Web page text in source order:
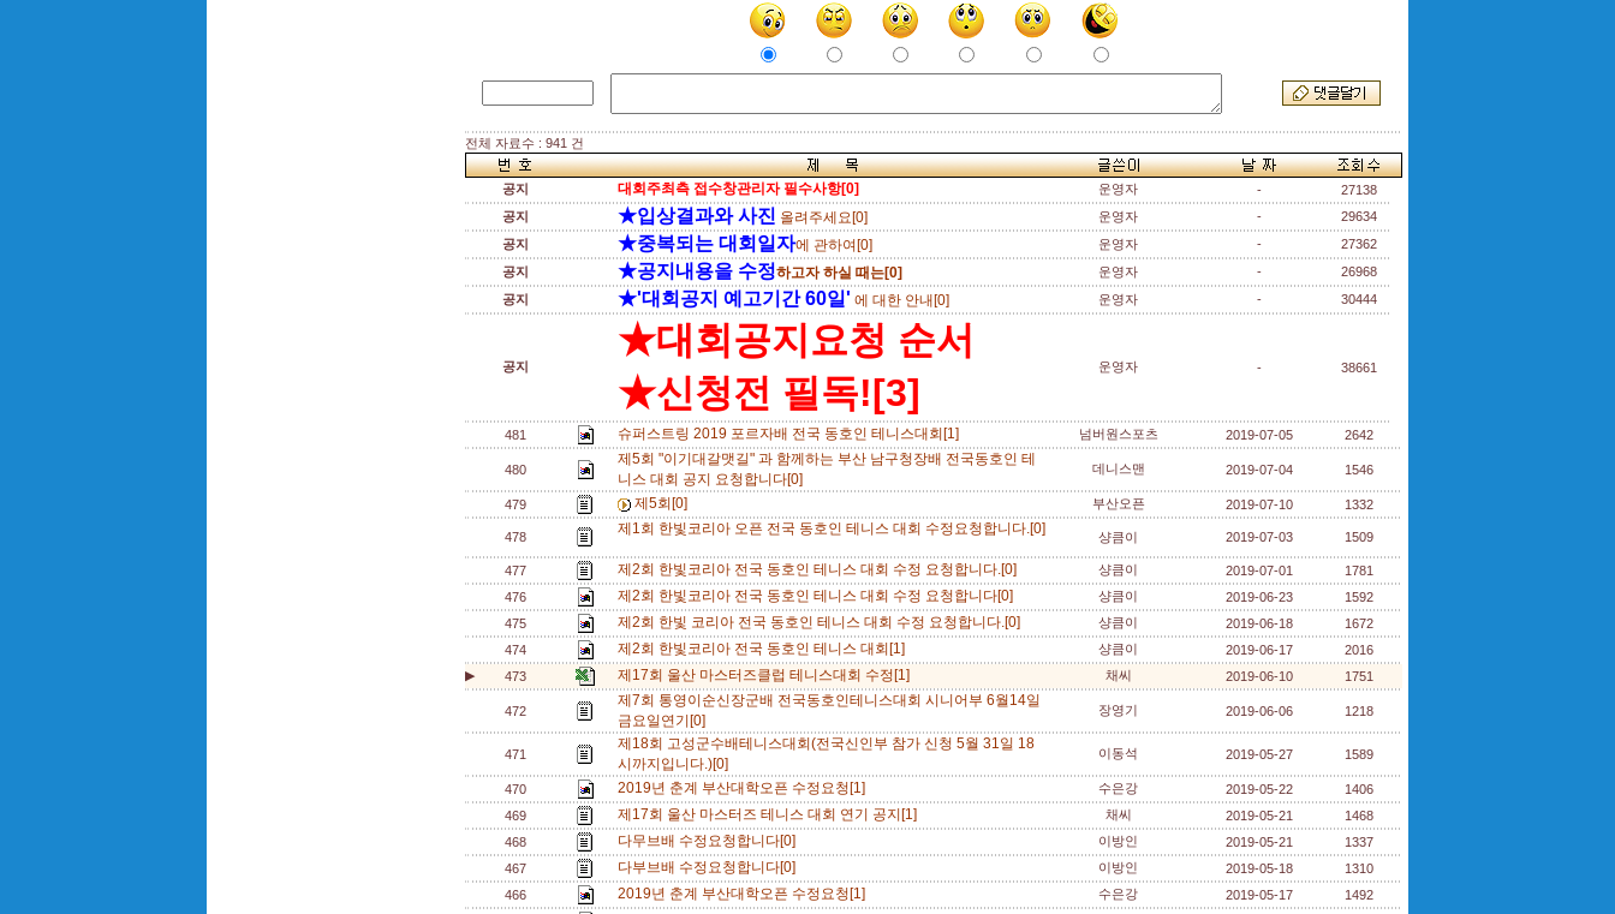
전체 자료수 : 941 건
공지 대회주최측 접수창관리자 필수사항[0] 운영자 -
27138
공지
★입상결과와 사진 올려주세요[0] 운영자 -
29634
공지
★중복되는 대회일자에 관하여[0] 운영자 -
27362
공지
★공지내용을 수정하고자 하실 때는[0] 운영자 -
26968
공지
★'대회공지 예고기간 60일' 에 대한 안내[0] 운영자 - 30444
공지
★대회공지요청 순서
★신청전 필독![3]
운영자 - 38661
481 슈퍼스트링 2019 포르자배 전국 동호인 테니스대회[1] 넘버원스포츠 2019-07-05 2642
480
제5회 "이기대갈맷길" 과 함께하는 부산 남구청장배 전국동호인 테
니스 대회 공지 요청합니다[0]
데니스맨 2019-07-04 1546
479 제5회[0] 부산오픈 2019-07-10 1332
478 제1회 한빛코리아 오픈 전국 동호인 테니스 대회 수정요청합니다.[0] 샹큼이 2019-07-03 1509
477 제2회 한빛코리아 전국 동호인 테니스 대회 수정 요청합니다.[0] 샹큼이 2019-07-01
1781
476
제2회 한빛코리아 전국 동호인 테니스 대회 수정 요청합니다[0] 샹큼이 2019-06-23
1592
475
제2회 한빛 코리아 전국 동호인 테니스 대회 수정 요청합니다.[0] 샹큼이 2019-06-18
1672
474
제2회 한빛코리아 전국 동호인 테니스 대회[1] 샹큼이 2019-06-17
2016
▶
473 제17회 울산 마스터즈클럽 테니스대회 수정[1] 채씨 2019-06-10 1751
472
제7회 통영이순신장군배 전국동호인테니스대회 시니어부 6월14일
금요일연기[0]
장영기 2019-06-06 1218
471
제18회 고성군수배테니스대회(전국신인부 참가 신청 5월 31일 18
시까지입니다.)[0]
이동석 2019-05-27 1589
470 2019년 춘계 부산대학오픈 수정요청[1] 수은강 2019-05-22
1406
469
제17회 울산 마스터즈 테니스 대회 연기 공지[1] 채씨 2019-05-21
1468
468
다무브배 수정요청합니다[0] 이방인 2019-05-21
1337
467
다부브배 수정요청합니다[0] 이방인 2019-05-18
1310
466
2019년 춘계 부산대학오픈 수정요청[1] 수은강 2019-05-17 1492